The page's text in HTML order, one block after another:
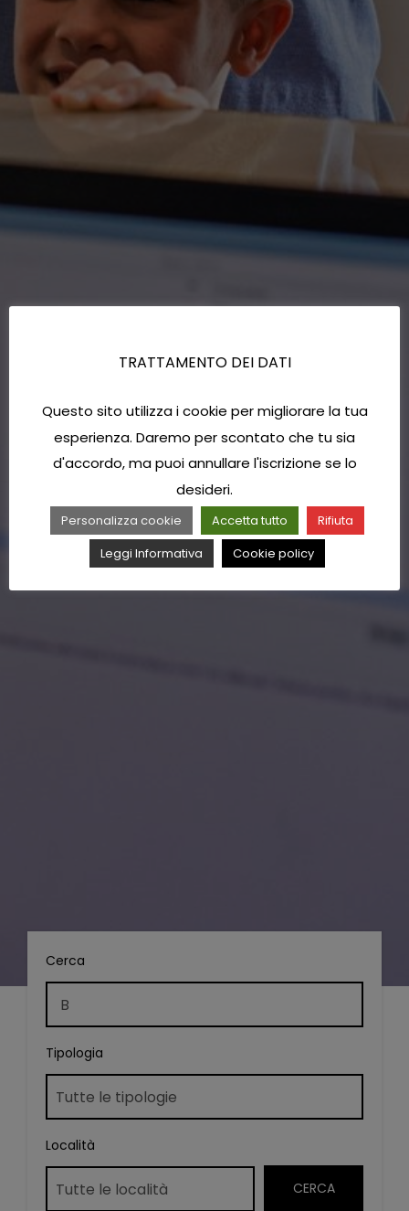
Cerca
Tipologia
Località
TRATTAMENTO DEI DATI
Questo sito utilizza i cookie per migliorare la tua
esperienza. Daremo per scontato che tu sia
d'accordo, ma puoi annullare l'iscrizione se lo
desideri.
Personalizza cookie Accetta tutto
Rifiuta
Leggi Informativa
Cookie policy